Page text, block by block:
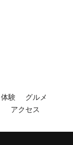
体験
グルメ
アクセス